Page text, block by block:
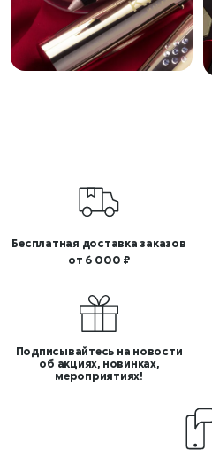
Бесплатная доставка заказов
от 6 000 ₽
Подписывайтесь на новости
об акциях, новинках,
мероприятиях!